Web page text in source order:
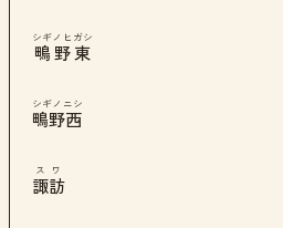
鴫野東
シギノヒガシ
鴫野西
シギノニシ
諏訪
スワ